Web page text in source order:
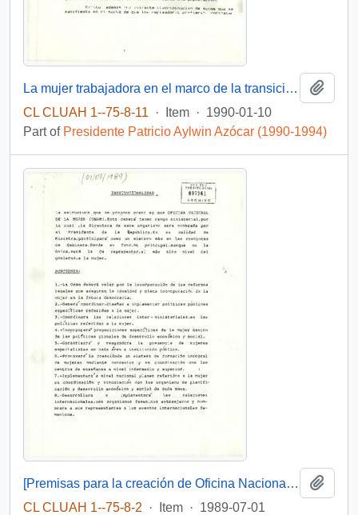
La mujer trabajadora en el marco de la transición hacia la democracia.
CL CLUAH 1--75-8-11
· Item · 1990-01-10
Part of Presidente Patricio Aylwin Azócar (1990-1994)
[Premisas para la creación de Oficina Nacional de la Mujer]
CL CLUAH 1--75-8-2
· Item · 1989-07-01